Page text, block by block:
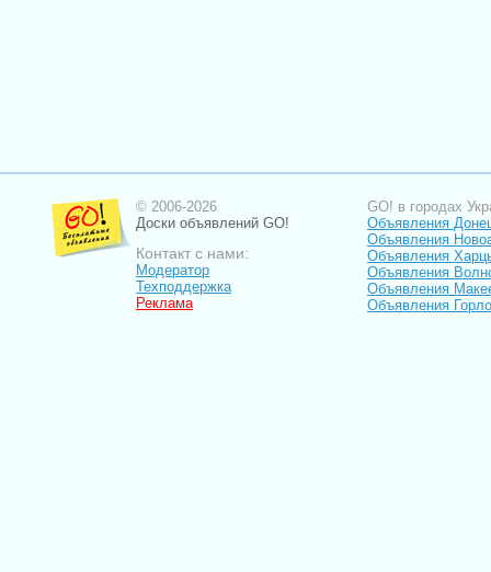
© 2006-2026
Доски объявлений GO!
Контакт с нами:
Модератор
Техподдержка
Реклама
GO! в городах
Объявления
Объявления
Объявления
Объявления
Объявления
Объявления